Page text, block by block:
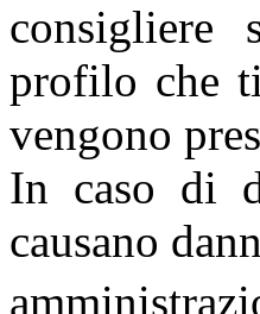
consigliere
profilo che
vengono
In caso di
causano